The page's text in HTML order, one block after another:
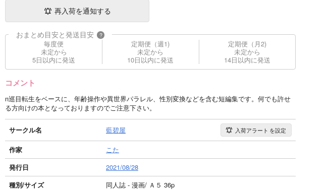
再入荷を通知する
おまとめ目安と発送目安 ?
毎度便
未定から
5日以内に発送
定期便（週1)
未定から
10日以内に発送
定期便（月2)
未定から
14日以内に発送
コメント
n巡目転生をベースに、年齢操作や異世界パラレル、性別変換などを含む短編集です。何でも許せ
る方向けの本となっておりますのでご注意下さい。
サークル名 藍碧屋 入荷アラート を設定
作家
こた
発行日
2021/08/28
種別/サイズ
同人誌 - 漫画/ Ａ５ 36p